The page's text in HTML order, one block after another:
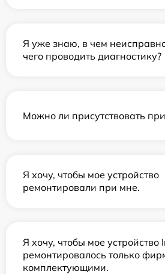
Я уже знаю, в чем
чего проводить диагностику?
Можно ли присутствовать
Я хочу, чтобы мое устройство
ремонтировали при мне.
Я хочу, чтобы мое устройство
ремонтировалось только
комплектующими.